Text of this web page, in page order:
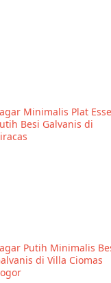
Minimalis Plat
Besi Galvanis di
Putih Minimalis
di Villa Ciomas